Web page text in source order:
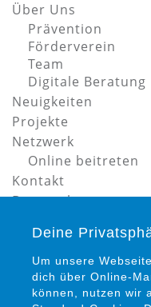
Über Uns
Prävention
Förderverein
Team
Digitale Beratung
Neuigkeiten
Projekte
Netzwerk
Online beitreten
Kontakt
Datenschutz
Deine
Um unsere
dich über Online-
können, nutzen wir